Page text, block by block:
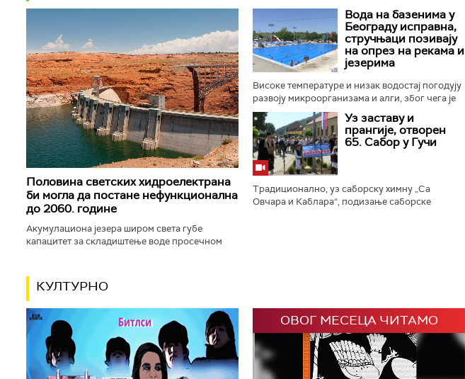
Половина светских хидроелектрана
би могла да постане нефункционална
до 2060. године
Акумулациона језера широм света губе
капацитет за складиштење воде просечном
Вода на базенима у
Београду исправна,
стручњаци позивају
на опрез на рекама и
језерима
Високе температуре и низак водостај погодују
развоју микроорганизама и алги, због чега је
неопходна редовна контрола квалитета воде
на купалиштима. Најновије...Уз заставу и
прангије, отворен
65. Сабор у Гучи
Традиционално, уз саборску химну „Са
Овчара и Каблара“, подизање саборске
КУЛТУРНО
ОВОГ МЕСЕЦА ЧИТАМО